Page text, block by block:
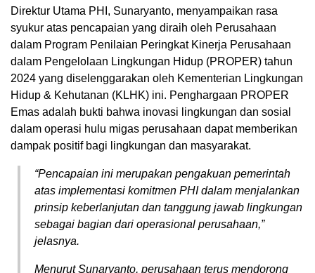
Direktur Utama PHI, Sunaryanto, menyampaikan rasa
syukur atas pencapaian yang diraih oleh Perusahaan
dalam Program Penilaian Peringkat Kinerja Perusahaan
dalam Pengelolaan Lingkungan Hidup (PROPER) tahun
2024 yang diselenggarakan oleh Kementerian Lingkungan
Hidup & Kehutanan (KLHK) ini. Penghargaan PROPER
Emas adalah bukti bahwa inovasi lingkungan dan sosial
dalam operasi hulu migas perusahaan dapat memberikan
dampak positif bagi lingkungan dan masyarakat.
“Pencapaian ini merupakan pengakuan pemerintah
atas implementasi komitmen PHI dalam menjalankan
prinsip keberlanjutan dan tanggung jawab lingkungan
sebagai bagian dari operasional perusahaan,”
jelasnya.
Menurut Sunaryanto, perusahaan terus mendorong